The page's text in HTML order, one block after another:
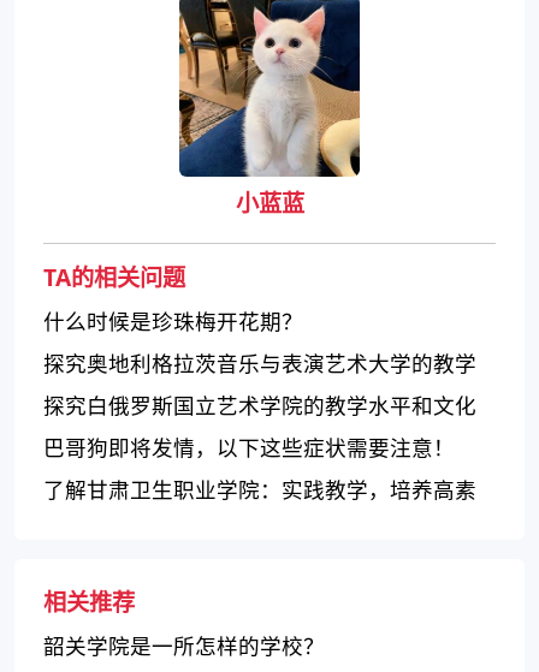
小蓝蓝
TA的相关问题
什么时候是珍珠梅开花期？
探究奥地利格拉茨音乐与表演艺术大学的教学
质量和特色
探究白俄罗斯国立艺术学院的教学水平和文化
氛围
巴哥狗即将发情，以下这些症状需要注意！
了解甘肃卫生职业学院：实践教学，培养高素
相关推荐
韶关学院是一所怎样的学校？